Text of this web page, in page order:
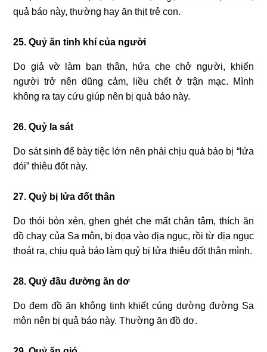
quả báo này, thường hay ăn thịt trẻ con.
25. Quỷ ăn tinh khí của người
Do giả vờ làm bạn thân, hứa che chở người, khiến
người trở nên dũng cảm, liều chết ở trận mạc. Mình
không ra tay cứu giúp nên bị quả báo này.
26. Quỷ la sát
Do sát sinh để bày tiệc lớn nên phải chịu quả báo bị “lửa
đói” thiêu đốt này.
27. Quỷ bị lửa đốt thân
Do thói bỏn xẻn, ghen ghét che mất chân tâm, thích ăn
đồ chay của Sa môn, bị đọa vào địa ngục, rồi từ địa ngục
thoát ra, chịu quả báo làm quỷ bị lửa thiêu đốt thân mình.
28. Quỷ đầu đường ăn dơ
Do đem đồ ăn không tinh khiết cúng dường đường Sa
môn nên bị quả báo này. Thường ăn đồ dơ.